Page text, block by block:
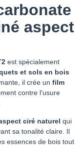
aspect
est spécialement
et sols en bois
il crée un film
contre l'usure
ciré naturel qui
sa tonalité claire. Il
essences de bois tout